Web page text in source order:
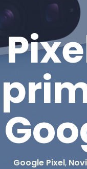
Google Pixel,